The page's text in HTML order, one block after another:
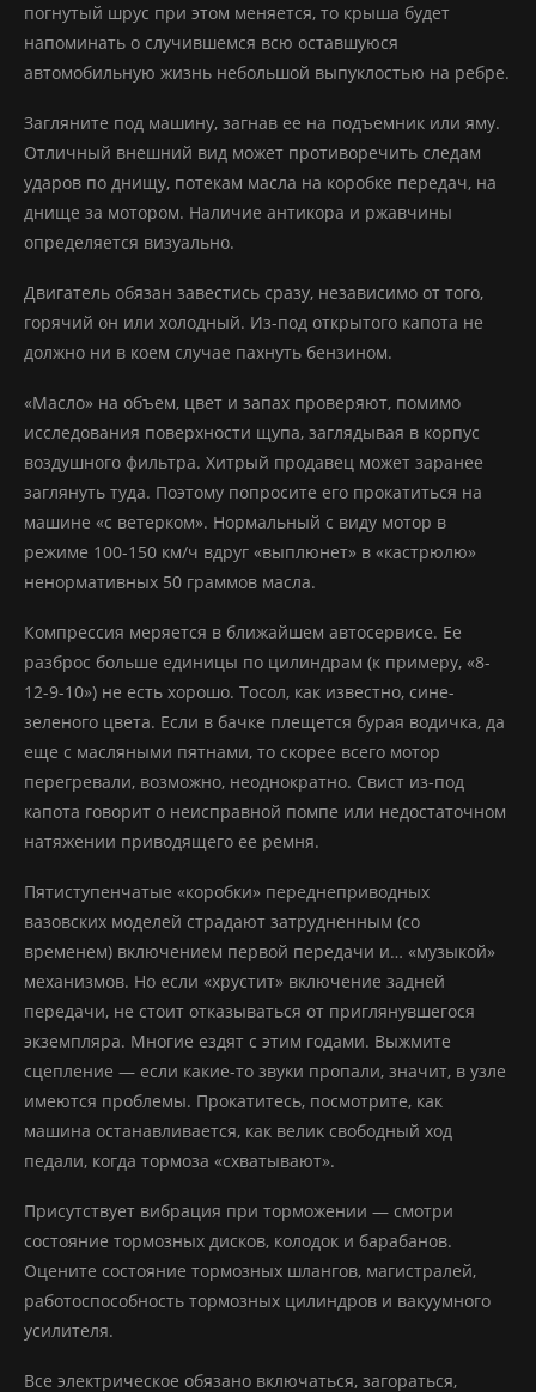
погнутый шрус при этом меняется, то крыша будет
напоминать о случившемся всю оставшуюся
автомобильную жизнь небольшой выпуклостью на ребре.
Загляните под машину, загнав ее на подъемник или яму.
Отличный внешний вид может противоречить следам
ударов по днищу, потекам масла на коробке передач, на
днище за мотором. Наличие антикора и ржавчины
определяется визуально.
Двигатель обязан завестись сразу, независимо от того,
горячий он или холодный. Из-под открытого капота не
должно ни в коем случае пахнуть бензином.
«Масло» на объем, цвет и запах проверяют, помимо
исследования поверхности щупа, заглядывая в корпус
воздушного фильтра. Хитрый продавец может заранее
заглянуть туда. Поэтому попросите его прокатиться на
машине «с ветерком». Нормальный с виду мотор в
режиме 100-150 км/ч вдруг «выплюнет» в «кастрюлю»
ненормативных 50 граммов масла.
Компрессия меряется в ближайшем автосервисе. Ее
разброс больше единицы по цилиндрам (к примеру, «8-
12-9-10») не есть хорошо. Тосол, как известно, сине-
зеленого цвета. Если в бачке плещется бурая водичка, да
еще с масляными пятнами, то скорее всего мотор
перегревали, возможно, неоднократно. Свист из-под
капота говорит о неисправной помпе или недостаточном
натяжении приводящего ее ремня.
Пятиступенчатые «коробки» переднеприводных
вазовских моделей страдают затрудненным (со
временем) включением первой передачи и… «музыкой»
механизмов. Но если «хрустит» включение задней
передачи, не стоит отказываться от приглянувшегося
экземпляра. Многие ездят с этим годами. Выжмите
сцепление — если какие-то звуки пропали, значит, в узле
имеются проблемы. Прокатитесь, посмотрите, как
машина останавливается, как велик свободный ход
педали, когда тормоза «схватывают».
Присутствует вибрация при торможении — смотри
состояние тормозных дисков, колодок и барабанов.
Оцените состояние тормозных шлангов, магистралей,
работоспособность тормозных цилиндров и вакуумного
усилителя.
Все электрическое обязано включаться, загораться,